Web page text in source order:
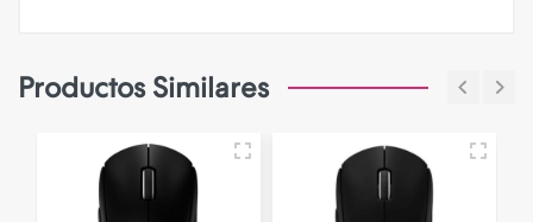
Productos Similares